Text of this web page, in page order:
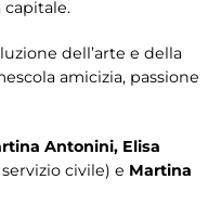
capitale.
dell’arte e della
amicizia, passione
Antonini, Elisa
civile) e Martina